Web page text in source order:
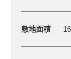
敷地面積